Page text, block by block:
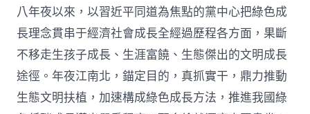
八年夜以來，以習近平同道為焦點的黨中心把綠色成
長理念貫串于經濟社會成長全經過歷程各方面，果斷
不移走生孩子成長、生涯富饒、生態傑出的文明成長
途徑。年夜江南北，錨定目的，真抓實干，鼎力推動
生態文明扶植，加速構成綠色成長方法，推進我國綠